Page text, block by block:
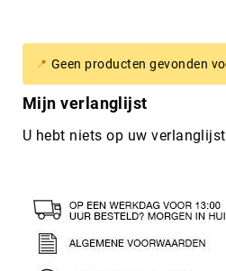
Geen producten gevonden
Mijn verlanglijst
U hebt niets op uw